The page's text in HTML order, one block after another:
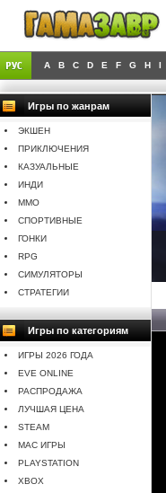
A B C D E F G H I
Игры по жанрам
ЭКШЕН
ПРИКЛЮЧЕНИЯ
КАЗУАЛЬНЫЕ
ИНДИ
MMO
СПОРТИВНЫЕ
ГОНКИ
RPG
СИМУЛЯТОРЫ
СТРАТЕГИИ
Игры по категориям
ИГРЫ 2026 ГОДА
EVE ONLINE
РАСПРОДАЖА
ЛУЧШАЯ ЦЕНА
STEAM
MAC ИГРЫ
PLAYSTATION
XBOX